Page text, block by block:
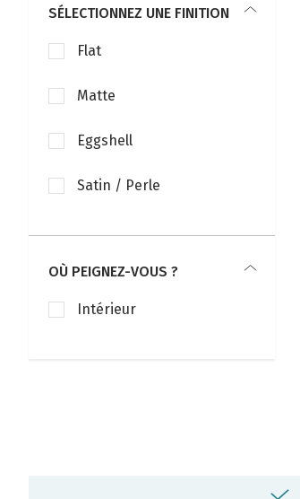
SÉLECTIONNEZ UNE FINITION
Flat
Matte
Eggshell
Satin / Perle
OÙ PEIGNEZ-VOUS ?
Intérieur